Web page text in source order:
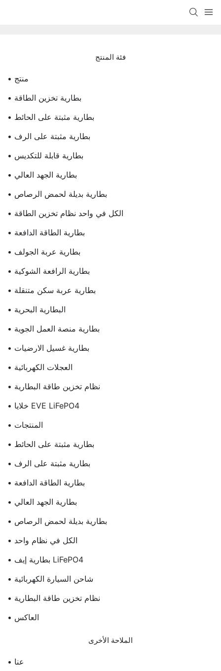
فئة المنتج
• منتج
• بطارية تخزين الطاقة
• بطارية مثبتة على الحائط
• بطارية مثبتة على الرف
• بطارية قابلة للتكديس
• بطارية الجهد العالي
• بطارية بديلة لحمض الرصاص
• الكل في واحد نظام تخزين الطاقة
• بطارية الطاقة الدافعة
• بطارية عربة الجولف
• بطارية الرافعة الشوكية
• بطارية عربة سكن متنقلة
• البطارية البحرية
• بطارية منصة العمل الجوية
• بطارية غسيل الارضيات
• العجلات الكهربائية
• نظام تخزين طاقة البطارية
• خلايا EVE LiFePO4
• المنتجات
• بطارية مثبتة على الحائط
• بطارية مثبتة على الرف
• بطارية الطاقة الدافعة
• بطارية الجهد العالي
• بطارية بديلة لحمض الرصاص
• الكل في نظام واحد
• بطارية إيف LiFePO4
• شاحن السيارة الكهربائية
• نظام تخزين طاقة البطارية
• العاكس
الملاحة الأخرى
• عنا